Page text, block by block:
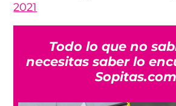
2021
Todo lo que no
necesitas saber lo
Sopitas.com